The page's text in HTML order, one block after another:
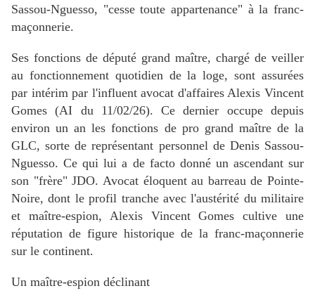
Sassou-Nguesso, "cesse toute appartenance" à la franc-
maçonnerie.
Ses fonctions de député grand maître, chargé de veiller
au fonctionnement quotidien de la loge, sont assurées
par intérim par l'influent avocat d'affaires Alexis Vincent
Gomes (AI du 11/02/26). Ce dernier occupe depuis
environ un an les fonctions de pro grand maître de la
GLC, sorte de représentant personnel de Denis Sassou-
Nguesso. Ce qui lui a de facto donné un ascendant sur
son "frère" JDO. Avocat éloquent au barreau de Pointe-
Noire, dont le profil tranche avec l'austérité du militaire
et maître-espion, Alexis Vincent Gomes cultive une
réputation de figure historique de la franc-maçonnerie
sur le continent.
Un maître-espion déclinant